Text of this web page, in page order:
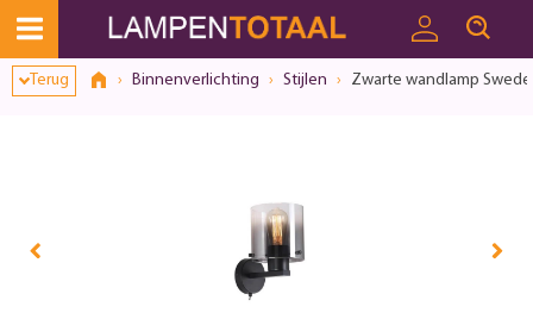
Terug Binnenverlichting Stijlen Zwarte wandlamp